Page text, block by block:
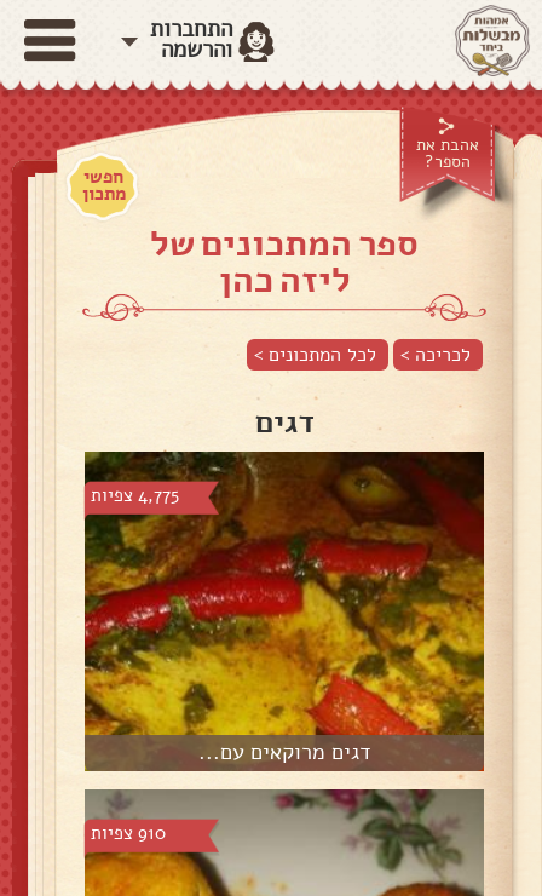
התחברות
והרשמה
אהבת את
הספר?
חפשי
מתכון
ספר המתכונים של
ליזה כהן
לכריכה > לכל המתכונים >
דגים
4,775 צפיות
דגים מרוקאים עם...
910 צפיות